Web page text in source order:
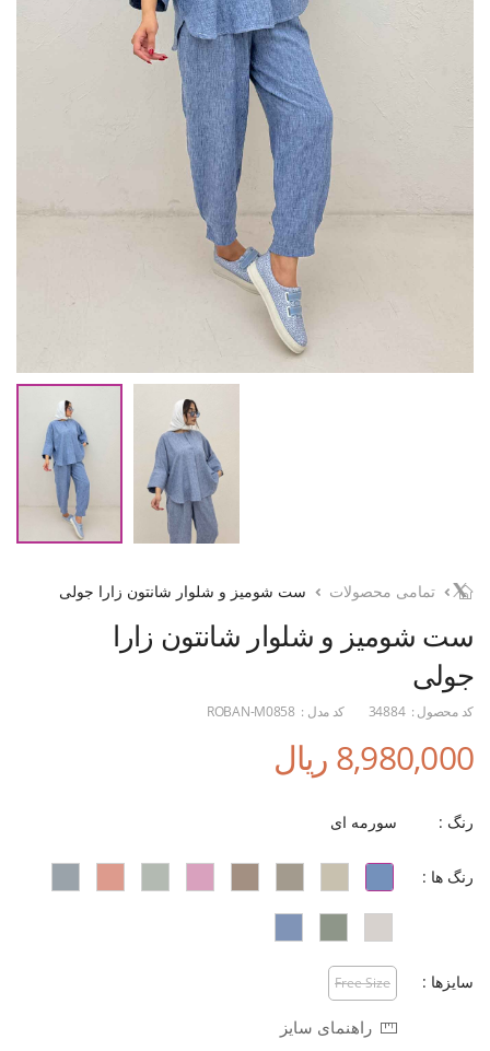
تمامی محصولات ست شومیز و شلوار شانتون زارا جولی
ست شومیز و شلوار شانتون زارا
جولی
کد محصول : 34884 کد مدل : ROBAN-M0858
8,980,000 ریال
رنگ : سورمه ای
رنگ ها :
سایزها : Free Size
راهنمای سایز